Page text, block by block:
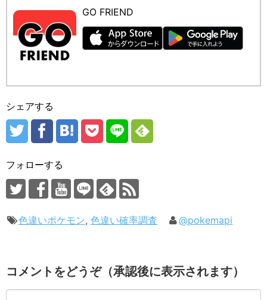
GO FRIEND
シェアする
フォローする
色違いポケモン, 色違い確率調査 @pokemapi
コメントをどうぞ（承認後に表示されます）